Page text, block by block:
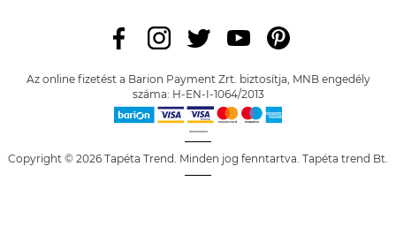
Az online fizetést a Barion Payment Zrt. biztosítja, MNB engedély
száma: H-EN-I-1064/2013
Copyright © 2026 Tapéta Trend. Minden jog fenntartva. Tapéta trend Bt.